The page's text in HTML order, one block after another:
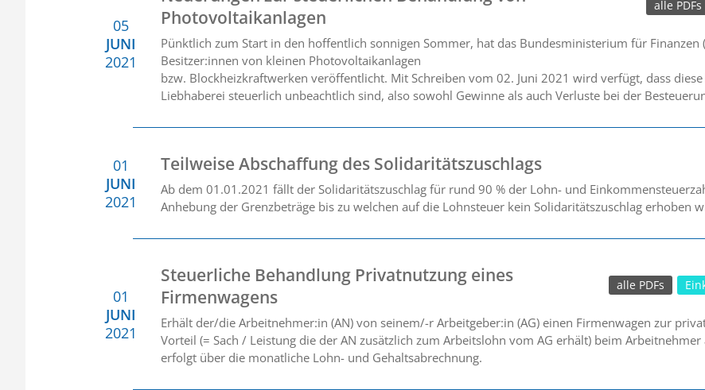
05
JUNI
2021
Photovoltaikanlagen
alle PDFs
Pünktlich zum Start in den hoffentlich sonnigen Sommer, hat das Bundesministerium für Finanzen
Besitzer:innen von kleinen Photovoltaikanlagen
bzw. Blockheizkraftwerken veröffentlicht. Mit Schreiben vom 02. Juni 2021 wird verfügt, dass
Liebhaberei steuerlich unbeachtlich sind, also sowohl Gewinne als auch Verluste bei der
01
JUNI
2021
Teilweise Abschaffung des Solidaritätszuschlags
Ab dem 01.01.2021 fällt der Solidaritätszuschlag für rund 90 % der Lohn- und
Anhebung der Grenzbeträge bis zu welchen auf die Lohnsteuer kein Solidaritätszuschlag erhoben
01
JUNI
2021
Steuerliche Behandlung Privatnutzung eines
Firmenwagens
alle PDFs
Erhält der/die Arbeitnehmer:in (AN) von seinem/-r Arbeitgeber:in (AG) einen Firmenwagen zur
Vorteil (= Sach / Leistung die der AN zusätzlich zum Arbeitslohn vom AG erhält) beim
erfolgt über die monatliche Lohn- und Gehaltsabrechnung.